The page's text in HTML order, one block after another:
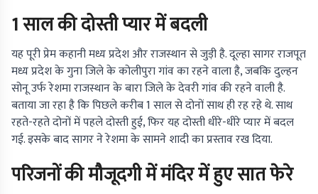
1 साल की दोस्ती प्यार में बदली
यह पूरी प्रेम कहानी मध्य प्रदेश और राजस्थान से जुड़ी है. दूल्हा सागर राजपूत
मध्य प्रदेश के गुना जिले के कोलीपुरा गांव का रहने वाला है, जबकि दुल्हन
सोनू उर्फ रेशमा राजस्थान के बारा जिले के देवरी गांव की रहने वाली है.
बताया जा रहा है कि पिछले करीब 1 साल से दोनों साथ ही रह रहे थे. साथ
रहते-रहते दोनों में पहले दोस्ती हुई, फिर यह दोस्ती धीरे-धीरे प्यार में बदल
गई. इसके बाद सागर ने रेशमा के सामने शादी का प्रस्ताव रख दिया.
परिजनों की मौजूदगी में मंदिर में हुए सात फेरे